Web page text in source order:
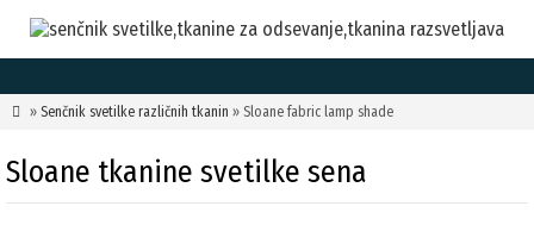
 » Senčnik svetilke različnih tkanin » Sloane fabric lamp shade
Sloane tkanine svetilke sena